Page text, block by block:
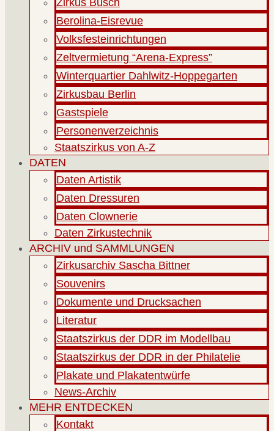
Berolina-Eisrevue
Volksfesteinrichtungen
Zeltvermietung “Arena-Express”
Winterquartier Dahlwitz-Hoppegarten
Zirkusbau Berlin
Gastspiele
Personenverzeichnis
Staatszirkus von A-Z
DATEN
Daten Artistik
Daten Dressuren
Daten Clownerie
Daten Zirkustechnik
ARCHIV und SAMMLUNGEN
Zirkusarchiv Sascha Bittner
Souvenirs
Dokumente und Drucksachen
Literatur
Staatszirkus der DDR im Modellbau
Staatszirkus der DDR in der Philatelie
Plakate und Plakatentwürfe
News-Archiv
MEHR ENTDECKEN
Kontakt